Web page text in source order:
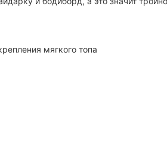
мягкого топа